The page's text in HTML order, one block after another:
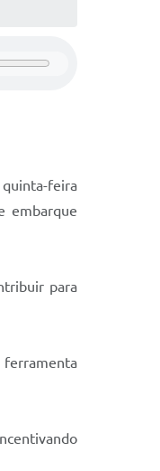
feira
embarque
para
ferramenta